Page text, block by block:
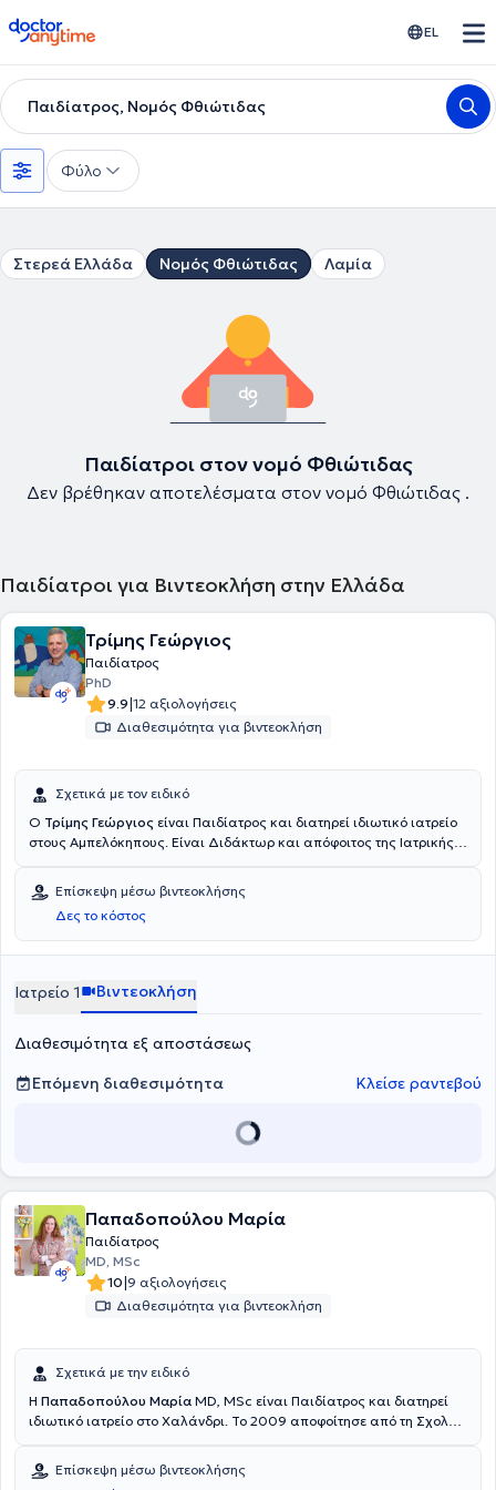
doctoranytime EL
Παιδίατρος, Νομός Φθιώτιδας
Φύλο
Στερεά Ελλάδα Νομός Φθιώτιδας Λαμία
Παιδίατροι στον νομό Φθιώτιδας
Δεν βρέθηκαν αποτελέσματα στον νομό Φθιώτιδας .
Παιδίατροι για Βιντεοκλήση στην Ελλάδα
Τρίμης Γεώργιος
Παιδίατρος
PhD
9.9|12 αξιολογήσεις
Διαθεσιμότητα για βιντεοκλήση
Σχετικά με τον ειδικό
Ο Τρίμης Γεώργιος είναι Παιδίατρος και διατηρεί ιδιωτικό ιατρείο
στους Αμπελόκηπους. Είναι Διδάκτωρ και απόφοιτος της Ιατρικής
στην Αdvanced Pediatric Life Support από το Johns Hopkins Hospital.
Διαθέτει πολυετή κλινική εμπειρία, έχοντας εργαστεί σε κλινικές
της Ελλάδας και του Ηνωμένου Βασιλείου καθώς και στη
ΒΙΑΝΕΞ/Sanofi Pasteur MSD και στην MSD Ελλάδας. Τέλος,
πληθώρα επιστημονικών δημοσιεύσεων και περιλήψεων εργασιών
σε ελληνικά και διεθνή περιοδικά, σε πολλά από τα οποία είναι
διεθνή συνέδρια καθώς και στις ομιλίες που έχει παραθέσει σε
Επίσκεψη μέσω βιντεοκλήσης
Δες το κόστος
Ιατρείο 1 Βιντεοκλήση
Διαθεσιμότητα εξ αποστάσεως
Επόμενη διαθεσιμότητα
Κλείσε ραντεβού
Παπαδοπούλου Μαρία
Παιδίατρος
MD, MSc
10|9 αξιολογήσεις
Διαθεσιμότητα για βιντεοκλήση
Σχετικά με την ειδικό
Η Παπαδοπούλου Μαρία MD, MSc είναι Παιδίατρος και διατηρεί
ιδιωτικό ιατρείο στο Χαλάνδρι. Το 2009 αποφοίτησε από τη Σχολή
Παιδιατρική στο Γενικό Νοσοκομείο Φλώρινας και στο Νοσοκομείο
Παίδων "Η Αγία Σοφία". Έχει εργαστεί ως Γενική Ιατρός στη Γαλλία,
Επίσκεψη μέσω βιντεοκλήσης